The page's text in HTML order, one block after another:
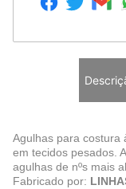
Agulhas para costura
em tecidos pesados.
agulhas de nºs mais
Fabricado por: